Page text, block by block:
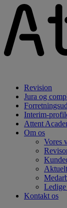
Revision
Jura og
Interim-
Attent
Om os
Vores
Aktuelt
Kontakt os